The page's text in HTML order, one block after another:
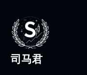
司马君